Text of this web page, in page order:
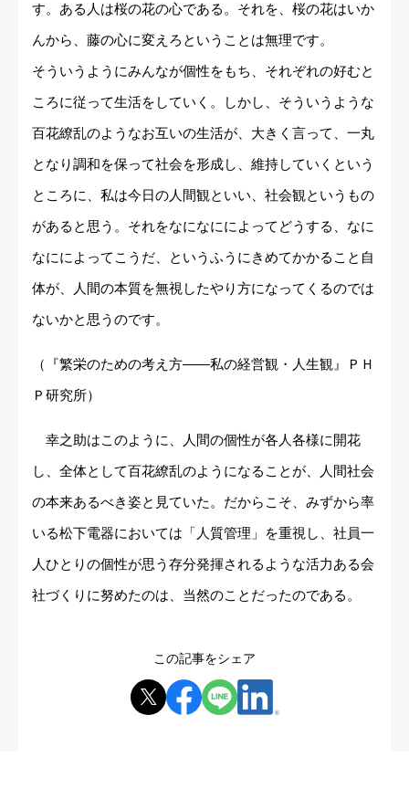
す。ある人は桜の花の心である。それを、桜の花はいか
んから、藤の心に変えろということは無理です。
そういうようにみんなが個性をもち、それぞれの好むと
ころに従って生活をしていく。しかし、そういうような
百花繚乱のようなお互いの生活が、大きく言って、一丸
となり調和を保って社会を形成し、維持していくという
ところに、私は今日の人間観といい、社会観というもの
があると思う。それをなになにによってどうする、なに
なにによってこうだ、というふうにきめてかかること自
体が、人間の本質を無視したやり方になってくるのでは
ないかと思うのです。
（『繁栄のための考え方――私の経営観・人生観』ＰＨ
Ｐ研究所）
幸之助はこのように、人間の個性が各人各様に開花
し、全体として百花繚乱のようになることが、人間社会
の本来あるべき姿と見ていた。だからこそ、みずから率
いる松下電器においては「人質管理」を重視し、社員一
人ひとりの個性が思う存分発揮されるような活力ある会
社づくりに努めたのは、当然のことだったのである。
この記事をシェア